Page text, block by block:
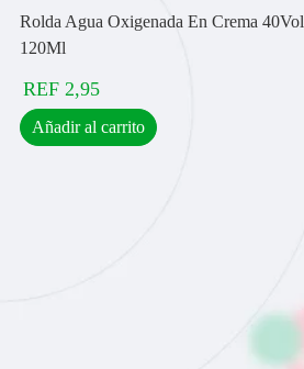
Rolda Agua Oxigenada En Crema 40Vol
120Ml
REF 2,95
Añadir al carrito